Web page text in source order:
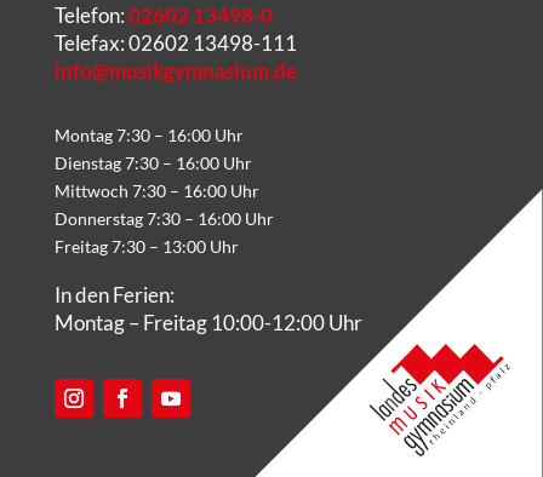
Telefon:02602 13498-0
Telefax: 02602 13498-111
info@musikgymnasium.de
Montag 7:30 – 16:00 Uhr
Dienstag 7:30 – 16:00 Uhr
Mittwoch 7:30 – 16:00 Uhr
Donnerstag 7:30 – 16:00 Uhr
Freitag 7:30 – 13:00 Uhr
In den Ferien:
Montag – Freitag 10:00-12:00 Uhr